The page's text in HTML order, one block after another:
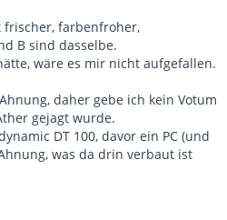
frischer, farbenfroher,
B sind dasselbe.
wäre es mir nicht aufgefallen.
daher gebe ich kein Votum
gejagt wurde.
DT 100, davor ein PC (und
was da drin verbaut ist